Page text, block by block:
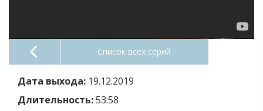
Список всех серий
Дата выхода: 19.12.2019
Длительность:53:58